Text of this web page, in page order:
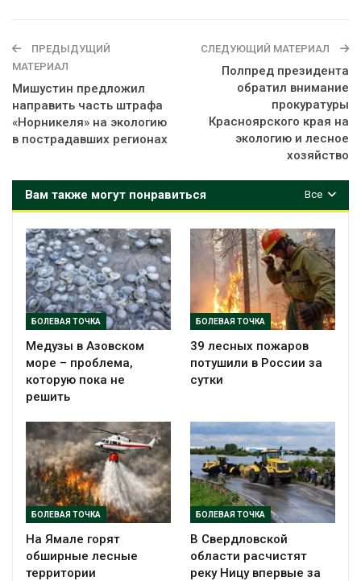
ПРЕДЫДУЩИЙ
МАТЕРИАЛ
Мишустин предложил
направить часть штрафа
«Норникеля» на экологию
в пострадавших регионах
СЛЕДУЮЩИЙ МАТЕРИАЛ
Полпред президента
обратил внимание
прокуратуры
Красноярского края на
экологию и лесное
хозяйство
Все
Вам также могут понравиться
БОЛЕВАЯ ТОЧКА
Медузы в Азовском
море – проблема,
которую пока не
решить
БОЛЕВАЯ ТОЧКА
39 лесных пожаров
потушили в России за
сутки
БОЛЕВАЯ ТОЧКА
На Ямале горят
обширные лесные
территории
БОЛЕВАЯ ТОЧКА
В Свердловской
области расчистят
реку Ницу впервые за